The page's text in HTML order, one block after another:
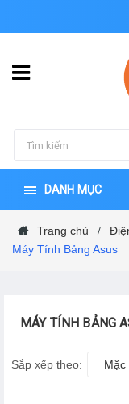
DANH MỤC
Trang chủ /
Máy Tính Bảng Asus
MÁY TÍNH BẢNG
Sắp xếp theo: Mặc